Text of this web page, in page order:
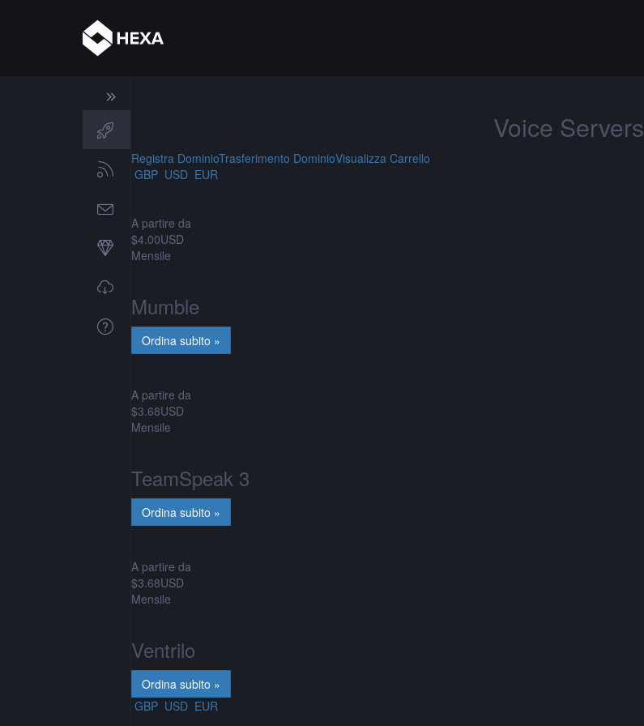
Voice Servers
Registra DominioTrasferimento DominioVisualizza Carrello
GBP USD EUR
A partire da
$4.00USD
Mensile
Mumble
A partire da
$3.68USD
Mensile
TeamSpeak 3
A partire da
$3.68USD
Mensile
Ventrilo
GBP USD EUR